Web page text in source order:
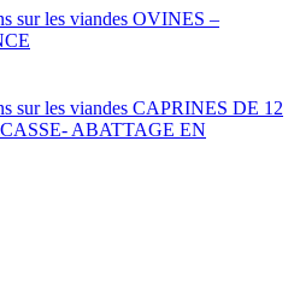
sur les viandes OVINES –
sur les viandes CAPRINES DE 12
ABATTAGE EN